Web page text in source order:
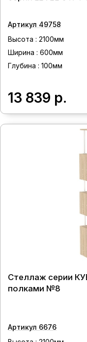
Артикул 49758
Высота : 2100мм
Ширина : 600мм
Глубина : 100мм
13 839 р.
Стеллаж серии
полками №8
Артикул 6676